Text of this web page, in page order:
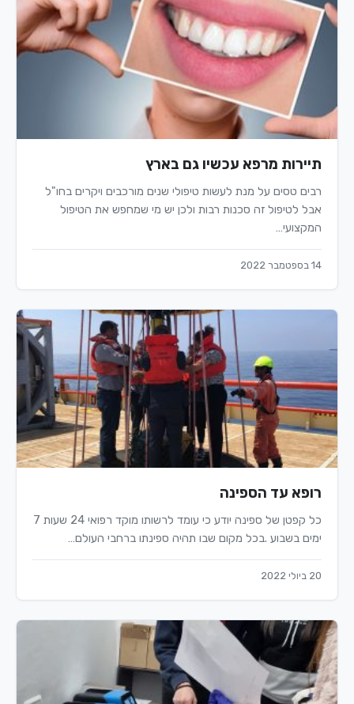
תיירות מרפא עכשיו גם בארץ
רבים טסים על מנת לעשות טיפולי שנים מורכבים ויקרים בחו"ל
אבל לטיפול זה סכנות רבות ולכן יש מי שמחפש את הטיפול
המקצועי…
14 בספטמבר 2022
רופא עד הספינה
כל קפטן של ספינה יודע כי עומד לרשותו מוקד רפואי 24 שעות 7
ימים בשבוע .בכל מקום שבו תהיה ספינתו ברחבי העולם…
20 ביולי 2022